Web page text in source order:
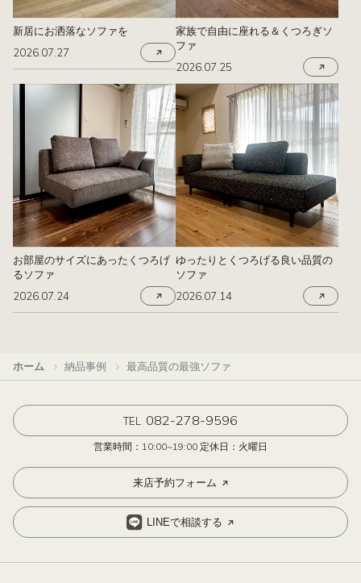
新居にお洒落なソファを
2026.07.27
家族で自由に座れる＆くつろぎソ
ファ
2026.07.25
お部屋のサイズにあったくつろげ
るソファ
2026.07.24
ゆったりとくつろげる良い品質の
ソファ
2026.07.14
ホーム 納品事例 最高品質の最強ソファ
TEL 082-278-9596
営業時間：10:00~19:00 定休日：火曜日
来店予約フォーム
LINEで相談する